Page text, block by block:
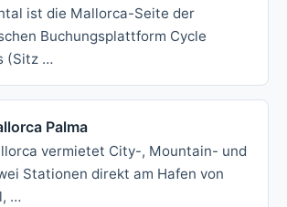
ist die Mallorca-Seite der
Buchungsplattform Cycle
(Sitz …
Palma
vermietet City-, Mountain- und
Stationen direkt am Hafen von
…